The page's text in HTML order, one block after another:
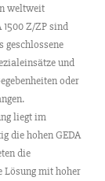
weltweit
1500 Z/ZP sind
geschlossene
und
oder
liegt im
die hohen GEDA
die
Lösung mit hoher